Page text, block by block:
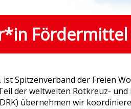
ist Spitzenverband der Freien
der weltweiten Rotkreuz-
übernehmen wir